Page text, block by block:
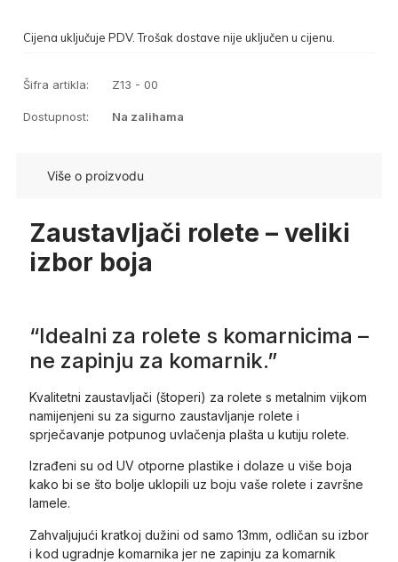
Cijena uključuje PDV. Trošak dostave nije uključen u cijenu.
Šifra artikla: Z13 - 00
Dostupnost: Na zalihama
Više o proizvodu
Zaustavljači rolete – veliki
izbor boja
“Idealni za rolete s komarnicima –
ne zapinju za komarnik.”
Kvalitetni zaustavljači (štoperi) za rolete s metalnim vijkom
namijenjeni su za sigurno zaustavljanje rolete i
sprječavanje potpunog uvlačenja plašta u kutiju rolete.
Izrađeni su od UV otporne plastike i dolaze u više boja
kako bi se što bolje uklopili uz boju vaše rolete i završne
lamele.
Zahvaljujući kratkoj dužini od samo 13mm, odličan su izbor
i kod ugradnje komarnika jer ne zapinju za komarnik